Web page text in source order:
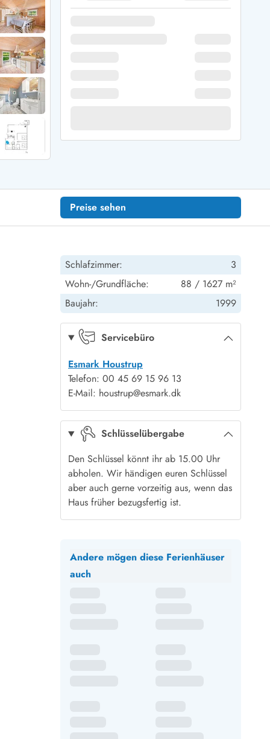
Fjord
Klit
Strand
Husby
Preise sehen
Schlafzimmer:
3
Wohn-/Grundfläche:
88 / 1627 m²
Baujahr:
1999
Servicebüro
Esmark Houstrup
Telefon: 00 45 69 15 96 13
E-Mail: houstrup@esmark.dk
Schlüsselübergabe
Den Schlüssel könnt ihr ab 15.00 Uhr
abholen. Wir händigen euren Schlüssel
aber auch gerne vorzeitig aus, wenn das
Haus früher bezugsfertig ist.
Andere mögen diese Ferienhäuser
auch